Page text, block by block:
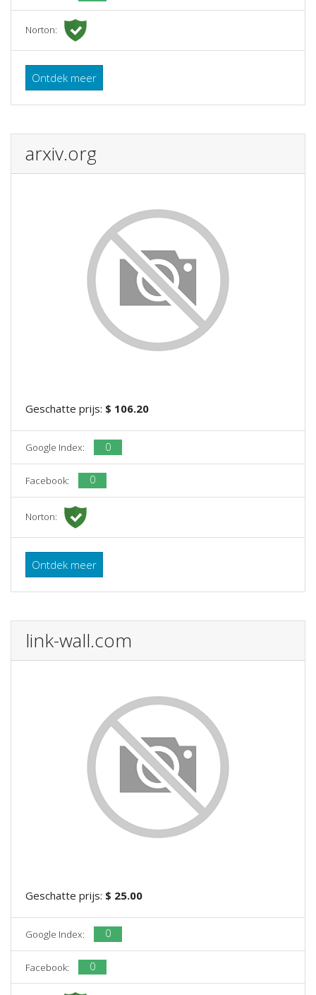
Norton:
Ontdek meer
arxiv.org
Geschatte prijs: $ 106.20
Google Index: 0
Facebook: 0
Norton:
Ontdek meer
link-wall.com
Geschatte prijs: $ 25.00
Google Index: 0
Facebook: 0